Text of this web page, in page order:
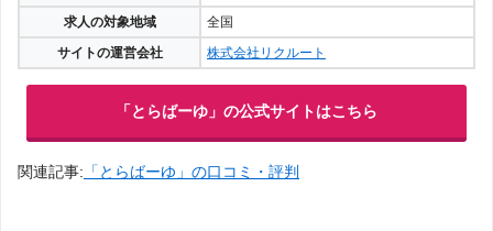
求人の対象地域
全国
サイトの運営会社
株式会社リクルート
「とらばーゆ」の公式サイトはこちら
関連記事: 「とらばーゆ」の口コミ・評判